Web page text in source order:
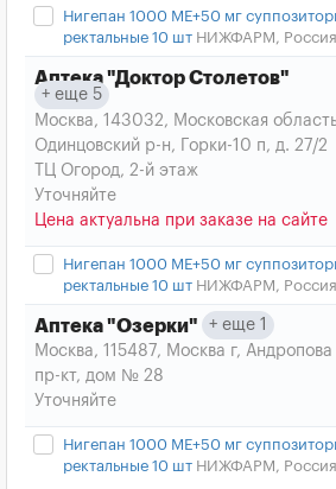
Нигепан 1000 МЕ+50 мг
ректальные 10 шт НИЖФАРМ, Россия
Аптека "Доктор Столетов"
еще 5
Москва, 143032, Московская
Одинцовский р-н, Горки-10 п, д. 27/2
ТЦ Огород, 2-й этаж
Уточняйте
Цена актуальна при заказе на сайте
Нигепан 1000 МЕ+50 мг
ректальные 10 шт НИЖФАРМ, Россия
Аптека "Озерки"
еще 1
Москва, 115487, Москва г, Андропова
пр-кт, дом № 28
Уточняйте
Нигепан 1000 МЕ+50 мг
ректальные 10 шт НИЖФАРМ, Россия